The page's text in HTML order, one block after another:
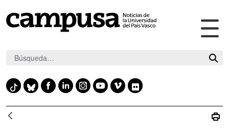
Saltar al contenido principal
T
BF
L
I
Y
V
F